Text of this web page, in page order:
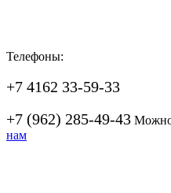
Телефоны:
+7 4162 33-59-33
+7 (962) 285-49-43
нам